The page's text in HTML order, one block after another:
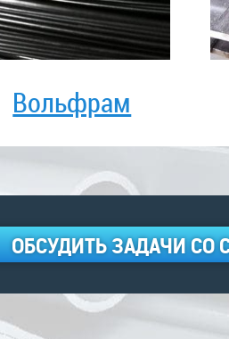
Вольфрам
ОБСУДИТЬ ЗАДАЧИ СО